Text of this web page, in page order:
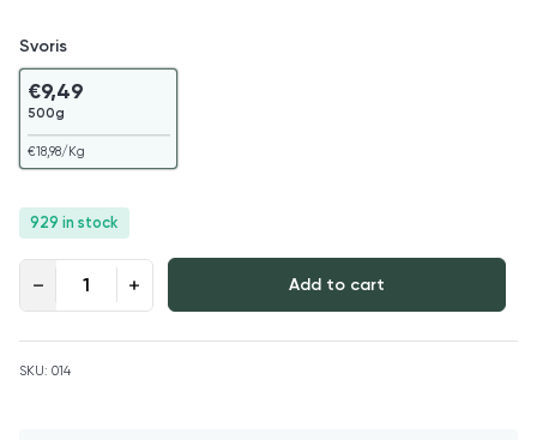
Svoris
€9,49
500g
€18,98/Kg
929 in stock
Džiovintos figos, ekologiškos quantity
Add to cart
SKU: 014